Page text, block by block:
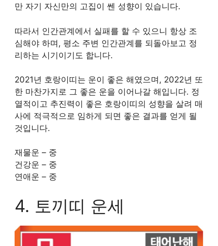
만 자기 자신만의 고집이 쎈 성향이 있습니다.
따라서 인간관계에서 실패를 할 수 있으니 항상 조
심해야 하며, 평소 주변 인간관계를 되돌아보고 정
리하는 시기이기도 합니다.
2021년 호랑이띠는 운이 좋은 해였으며, 2022년 또
한 마찬가지로 그 좋은 운을 이어나갈 해입니다. 정
열적이고 추진력이 좋은 호랑이띠의 성향을 살려 매
사에 적극적으로 임하게 되면 좋은 결과를 얻게 될
것입니다.
재물운 – 중
건강운 – 중
연애운 – 중
4. 토끼띠 운세